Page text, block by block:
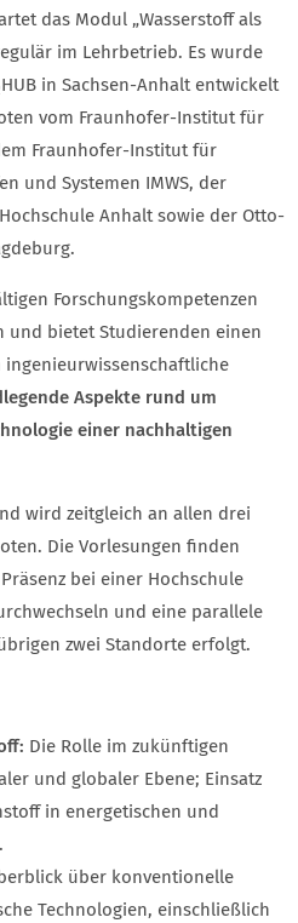
das Modul „Wasserstoff als
im Lehrbetrieb. Es wurde
HUB in Sachsen-Anhalt entwickelt
vom Fraunhofer-Institut für
Fraunhofer-Institut für
und Systemen IMWS, der
Anhalt sowie der Otto-
Forschungskompetenzen
bietet Studierenden einen
Aspekte rund um
einer nachhaltigen
wird zeitgleich an allen drei
Die Vorlesungen finden
bei einer Hochschule
und eine parallele
zwei Standorte erfolgt.
Die Rolle im zukünftigen
und globaler Ebene; Einsatz
in energetischen und
über konventionelle
Technologien, einschließlich